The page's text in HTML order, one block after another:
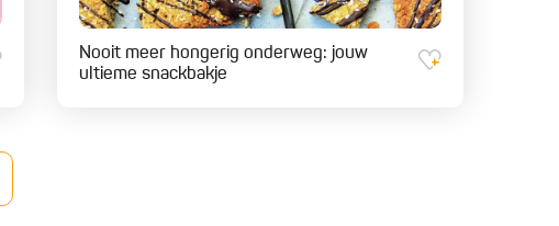
Nooit meer hongerig onderweg: jouw
ultieme snackbakje